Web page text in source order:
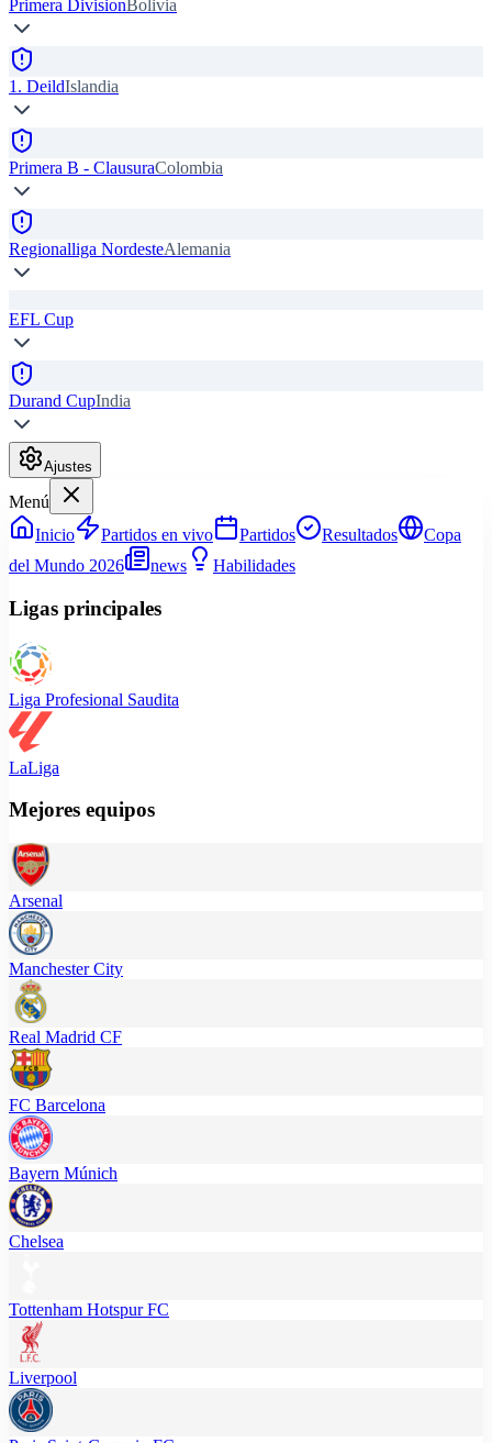
Primera Division Bolivia
1. DeildIslandia
Primera B - ClausuraColombia
Regionalliga NordesteAlemania
EFL Cup
Durand CupIndia
Ajustes
Menú
Inicio
Partidos en vivo Partidos Resultados
Copa
del Mundo 2026
news Habilidades
Ligas principales
Liga Profesional Saudita
LaLiga
Mejores equipos
Arsenal
Manchester City
Real Madrid CF
FC Barcelona
Bayern Múnich
Chelsea
Tottenham Hotspur FC
Liverpool